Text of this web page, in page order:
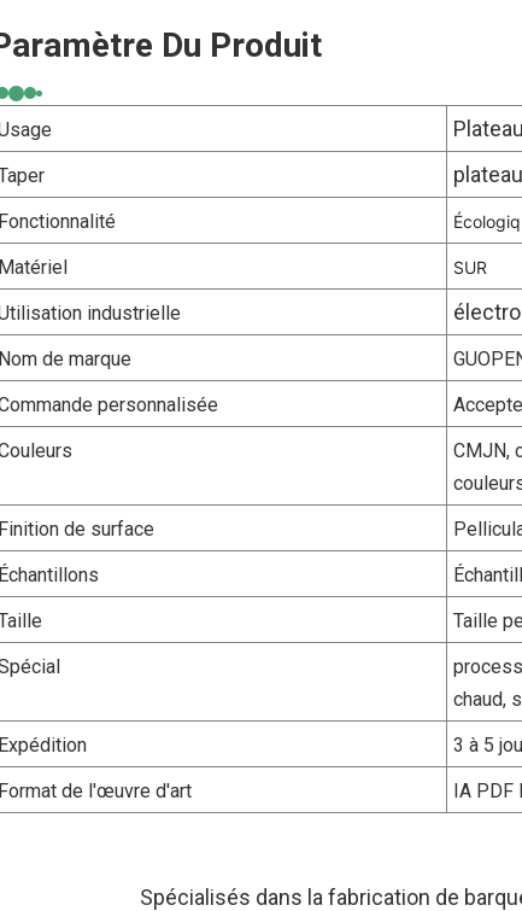
Du Produit
SUR
industrielle
de marque
personnalisée
CMJN,
de surface
Taille
chaud,
3 à 5
de l'œuvre d'art
IA PDF
Spécialisés dans la fabrication de